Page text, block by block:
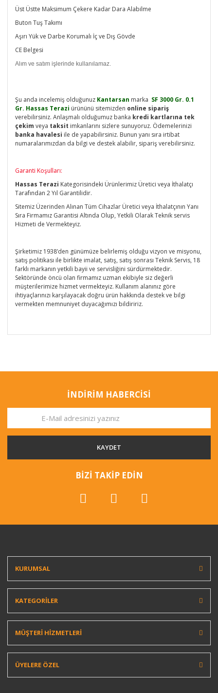
Üst Üstte Maksimum Çekere Kadar Dara Alabilme
Buton Tuş Takımı
Aşırı Yük ve Darbe Korumalı İç ve Dış Gövde
CE Belgesi
Alım ve satım işlerinde kullanılamaz.
Şu anda incelemiş olduğunuz Kantarsan marka SF 3000 Gr. 0.1
Gr. Hassas Terazi ürününü sitemizden online sipariş
verebilirsiniz. Anlaşmalı olduğumuz banka kredi kartlarına tek
çekim veya taksit imkanlarını sizlere sunuyoruz. Ödemelerinizi
banka havalesi ile de yapabilirsiniz. Bunun yanı sıra irtibat
numaralarımızdan da bilgi ve destek alabilir, sipariş verebilirsiniz.
Garanti Koşulları:
Hassas Terazi Kategorisindeki Ürünlerimiz Üretici veya İthalatçı
Tarafından 2 Yıl Garantilidir.
Sitemiz Üzerinden Alınan Tüm Cihazlar Üretici veya İthalatçının Yanı
Sıra Firmamız Garantisi Altında Olup, Yetkili Olarak Teknik servis
Hizmeti de Vermekteyiz.
Şirketimiz 1938’den günümüze belirlemiş olduğu vizyon ve misyonu,
satış politikası ile birlikte imalat, satış, satış sonrası Teknik Servis, 18
farklı markanın yetkili bayii ve servisliğini sürdürmektedir.
Sektöründe öncü olan firmamız uzman ekibiyle siz değerli
müşterilerimize hizmet vermekteyiz. Kullanım alanınız göre
ihtiyaçlarınızı karşılayacak doğru ürün hakkında destek ve bilgi
vermekten memnuniyet duyacağımızı bildiririz.
İNDİRİM HABERCİSİ
KAYDET
BİZİ TAKİP EDİN
KURUMSAL
KATEGORİLER
MÜŞTERİ HİZMETLERİ
ÜYELERE ÖZEL